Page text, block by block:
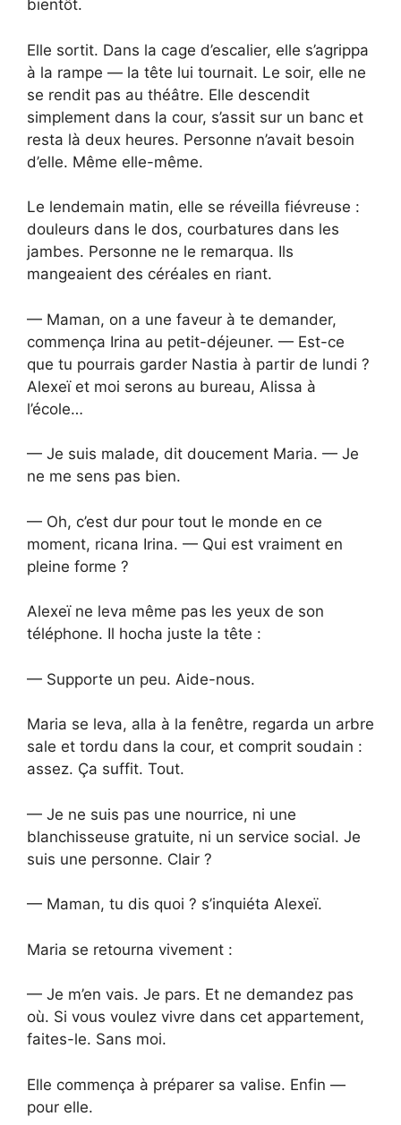
bientôt.
Elle sortit. Dans la cage d’escalier, elle s’agrippa
à la rampe — la tête lui tournait. Le soir, elle ne
se rendit pas au théâtre. Elle descendit
simplement dans la cour, s’assit sur un banc et
resta là deux heures. Personne n’avait besoin
d’elle. Même elle-même.
Le lendemain matin, elle se réveilla fiévreuse :
douleurs dans le dos, courbatures dans les
jambes. Personne ne le remarqua. Ils
mangeaient des céréales en riant.
— Maman, on a une faveur à te demander,
commença Irina au petit-déjeuner. — Est-ce
que tu pourrais garder Nastia à partir de lundi ?
Alexeï et moi serons au bureau, Alissa à
l’école…
— Je suis malade, dit doucement Maria. — Je
ne me sens pas bien.
— Oh, c’est dur pour tout le monde en ce
moment, ricana Irina. — Qui est vraiment en
pleine forme ?
Alexeï ne leva même pas les yeux de son
téléphone. Il hocha juste la tête :
— Supporte un peu. Aide-nous.
Maria se leva, alla à la fenêtre, regarda un arbre
sale et tordu dans la cour, et comprit soudain :
assez. Ça suffit. Tout.
— Je ne suis pas une nourrice, ni une
blanchisseuse gratuite, ni un service social. Je
suis une personne. Clair ?
— Maman, tu dis quoi ? s’inquiéta Alexeï.
Maria se retourna vivement :
— Je m’en vais. Je pars. Et ne demandez pas
où. Si vous voulez vivre dans cet appartement,
faites-le. Sans moi.
Elle commença à préparer sa valise. Enfin —
pour elle.